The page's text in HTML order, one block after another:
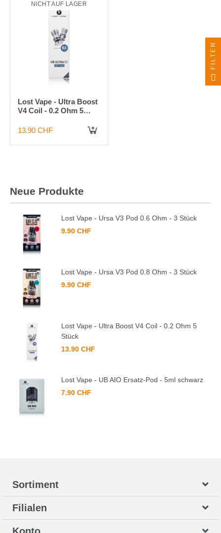
NICHT AUF LAGER
Lost Vape - Ultra Boost
V4 Coil - 0.2 Ohm 5
13.90 CHF
Neue Produkte
Lost Vape - Ursa V3 Pod 0.6 Ohm - 3 Stück
9.90 CHF
Lost Vape - Ursa V3 Pod 0.8 Ohm - 3 Stück
9.90 CHF
Lost Vape - Ultra Boost V4 Coil - 0.2 Ohm 5
Stück
13.90 CHF
Lost Vape - UB AIO Ersatz-Pod - 5ml schwarz
7.90 CHF
Sortiment
Filialen
FILTER